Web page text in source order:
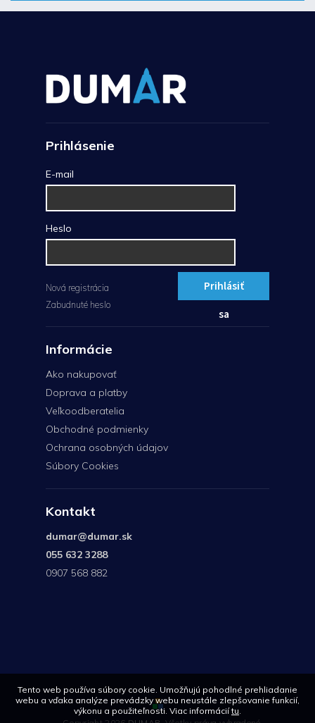
Tento web používa súbory cookie. Umožňujú pohodlné prehliadanie
webu a vďaka analýze prevádzky webu neustále zlepšovanie funkcií,
výkonu a použiteľnosti. Viac informáciítu.
Prihlásenie
E-mail
Heslo
Prihlásiť
sa
Nová registrácia
Zabudnuté heslo
Informácie
Ako nakupovať
Doprava a platby
Veľkoodberatelia
Obchodné podmienky
Ochrana osobných údajov
Súbory Cookies
Kontakt
dumar@dumar.sk
055 632 3288
0907 568 882
568